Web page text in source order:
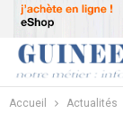
Accueil Actualités